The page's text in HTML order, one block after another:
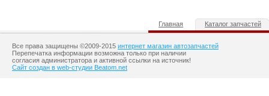
Главная Каталог запчастей
Все права защищены ©2009-2015 интернет магазин автозапчастей
Перепечатка информации возможна только при наличии
согласия администратора и активной ссылки на источник!
Сайт создан в web-студии Beatom.net